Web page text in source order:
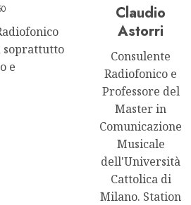
soprattutto
e
Claudio
Astorri
Consulente
Radiofonico e
Professore del
Master in
Comunicazione
Musicale
dell'Università
Cattolica di
Milano. Station